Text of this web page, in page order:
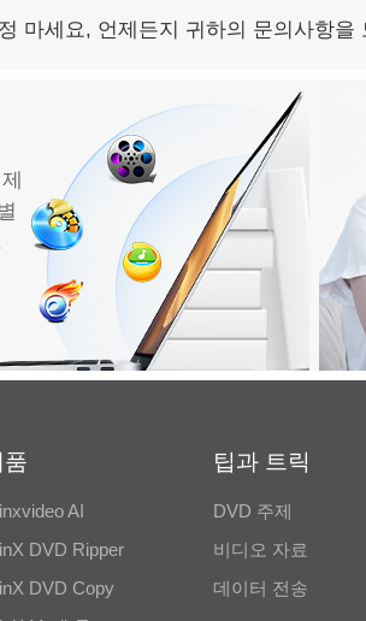
마세요, 언제든지 귀하의 문의사항
AI
DVD Ripper
DVD Copy
팁과 트릭
DVD 주제
비디오 자료
데이터 전송